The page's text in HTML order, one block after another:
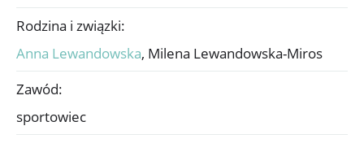
Rodzina i związki:
Anna Lewandowska, Milena Lewandowska-Miros
Zawód:
sportowiec